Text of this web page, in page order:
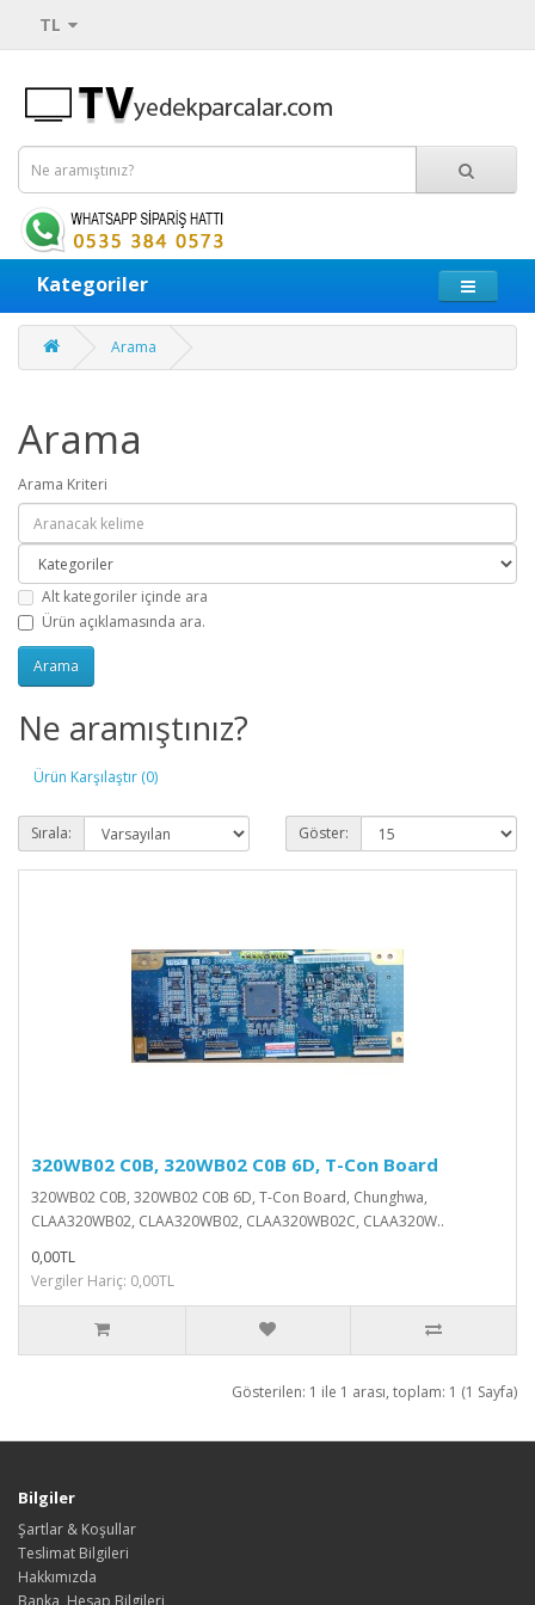
TL
Kategoriler
Arama
Arama
Arama Kriteri
Alt kategoriler içinde ara
Ürün açıklamasında ara.
Ne aramıştınız?
Ürün Karşılaştır (0)
Sırala: Göster:
320WB02 C0B, 320WB02 C0B 6D, T-Con Board
320WB02 C0B, 320WB02 C0B 6D, T-Con Board, Chunghwa,
CLAA320WB02, CLAA320WB02, CLAA320WB02C, CLAA320W..
0,00TL
Vergiler Hariç: 0,00TL
Gösterilen: 1 ile 1 arası, toplam: 1 (1 Sayfa)
Bilgiler
Şartlar & Koşullar
Teslimat Bilgileri
Hakkımızda
Banka, Hesap,Bilgileri